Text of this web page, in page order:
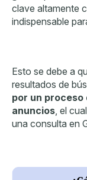
clave altamente
indispensable
Esto se debe a
resultados de
por un proceso
anuncios , el
una consulta en